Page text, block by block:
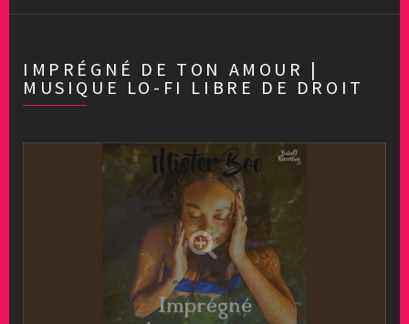
IMPRÉGNÉ DE TON AMOUR |
MUSIQUE LO-FI LIBRE DE DROIT